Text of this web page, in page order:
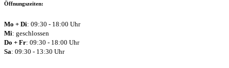
Öffnungszeiten:
Mo + Di: 09:30 - 18:00 Uhr
Mi: geschlossen
Do + Fr: 09:30 - 18:00 Uhr
Sa: 09:30 - 13:30 Uhr